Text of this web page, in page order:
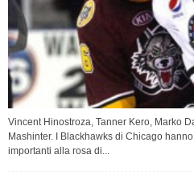
Vincent Hinostroza, Tanner Kero, Marko
Mashinter. I Blackhawks di Chicago
importanti alla rosa di...